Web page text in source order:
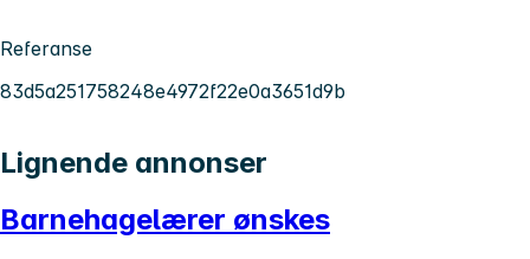
Referanse
83d5a251758248e4972f22e0a3651d9b
Lignende annonser
Barnehagelærer ønskes